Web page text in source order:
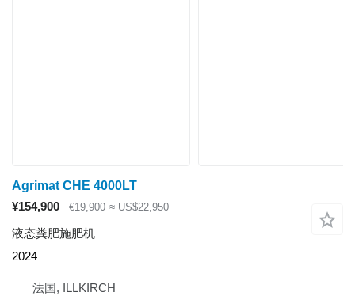
Agrimat CHE 4000LT
¥154,900
€19,900 ≈ US$22,950
液态粪肥施肥机
2024
法国, ILLKIRCH